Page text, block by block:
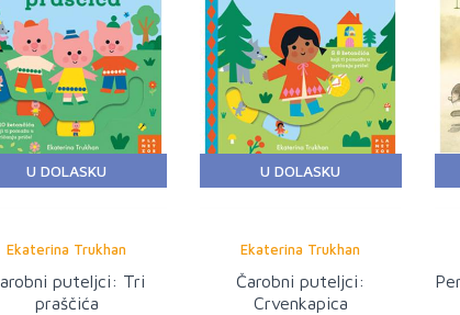
U DOLASKU
Ekaterina Trukhan
puteljci: Tri
praščića
U DOLASKU
Ekaterina Trukhan
Čarobni puteljci:
Crvenkapica